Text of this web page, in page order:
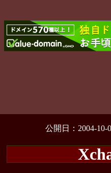
公開日：2004-